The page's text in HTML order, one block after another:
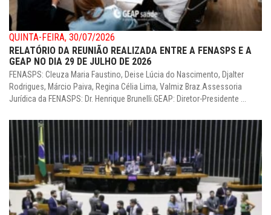
QUINTA-FEIRA, 30/07/2026
RELATÓRIO DA REUNIÃO REALIZADA ENTRE A FENASPS E A
GEAP NO DIA 29 DE JULHO DE 2026
FENASPS: Cleuza Maria Faustino, Deise Lúcia do Nascimento, Djalter
Rodrigues, Márcio Paiva, Regina Célia Lima, Valmiz Braz.Assessoria
Jurídica da FENASPS: Dr. Henrique Brunelli.GEAP: Diretor-Presidente ...